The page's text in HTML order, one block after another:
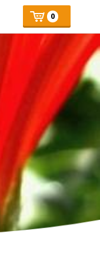
Mijn
winkelmand
Number
of
articles:
0